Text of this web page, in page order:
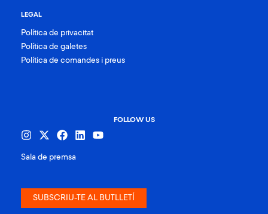
LEGAL
Política de privacitat
Política de galetes
Política de comandes i preus
FOLLOW US
Sala de premsa
SUBSCRIU-TE AL BUTLLETÍ